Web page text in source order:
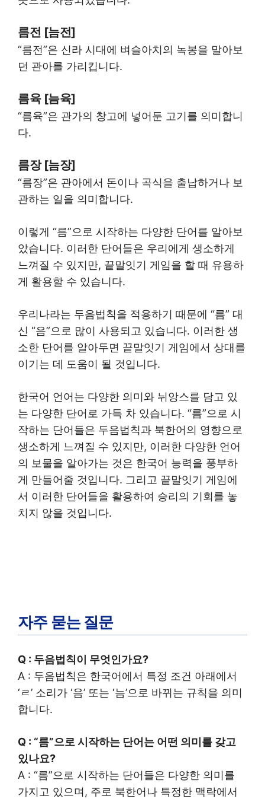
름전 [늠전]
“름전”은 신라 시대에 벼슬아치의 녹봉을 말아보
던 관아를 가리킵니다.
름육 [늠육]
“름육”은 관가의 창고에 넣어둔 고기를 의미합니
다.
름장 [늠장]
“름장”은 관아에서 돈이나 곡식을 출납하거나 보
관하는 일을 의미합니다.
이렇게 “름”으로 시작하는 다양한 단어를 알아보
았습니다. 이러한 단어들은 우리에게 생소하게
느껴질 수 있지만, 끝말잇기 게임을 할 때 유용하
게 활용할 수 있습니다.
우리나라는 두음법칙을 적용하기 때문에 “름” 대
신 “음”으로 많이 사용되고 있습니다. 이러한 생
소한 단어를 알아두면 끝말잇기 게임에서 상대를
이기는 데 도움이 될 것입니다.
한국어 언어는 다양한 의미와 뉘앙스를 담고 있
는 다양한 단어로 가득 차 있습니다. “름”으로 시
작하는 단어들은 두음법칙과 북한어의 영향으로
생소하게 느껴질 수 있지만, 이러한 다양한 언어
의 보물을 알아가는 것은 한국어 능력을 풍부하
게 만들어줄 것입니다. 그리고 끝말잇기 게임에
서 이러한 단어들을 활용하여 승리의 기회를 놓
치지 않을 것입니다.
자주 묻는 질문
Q : 두음법칙이 무엇인가요?
A : 두음법칙은 한국어에서 특정 조건 아래에서
‘ㄹ’ 소리가 ‘음’ 또는 ‘늠’으로 바뀌는 규칙을 의미
합니다.
Q : “름”으로 시작하는 단어는 어떤 의미를 갖고
있나요?
A : “름”으로 시작하는 단어들은 다양한 의미를
가지고 있으며, 주로 북한어나 특정한 맥락에서